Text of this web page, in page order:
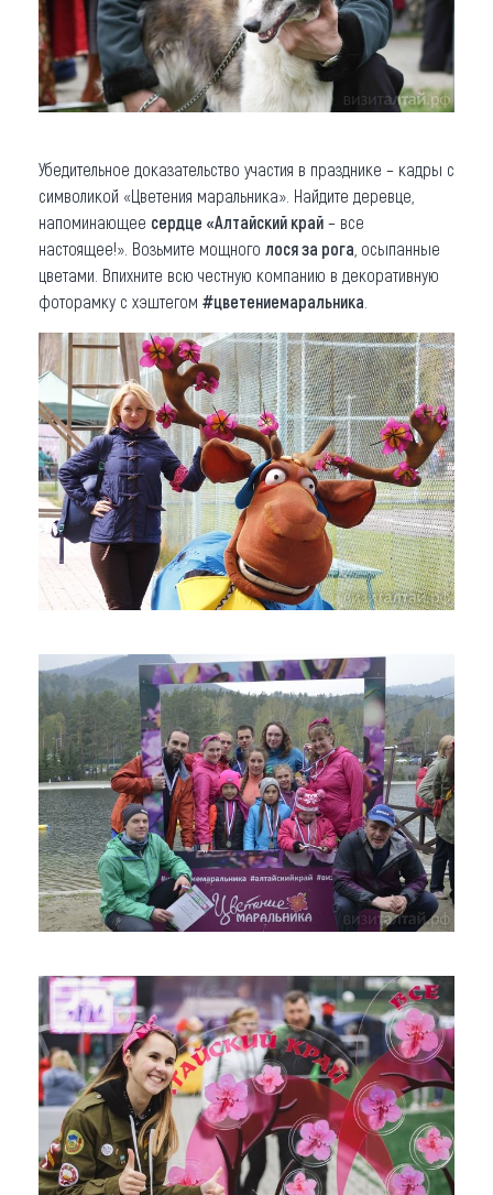
Убедительное доказательство участия в празднике – кадры с
символикой «Цветения маральника». Найдите деревце,
напоминающее сердце «Алтайский край – все
настоящее!». Возьмите мощного лося за рога , осыпанные
цветами. Впихните всю честную компанию в декоративную
фоторамку с хэштегом #цветениемаральника